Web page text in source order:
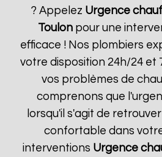
? Appelez Urgence
Toulonpour une
efficace ! Nos plombiers
votre disposition 24h/24 et
vos problèmes de
comprenons que
lorsqu'il s'agit de
confortable dans
interventions Urgence